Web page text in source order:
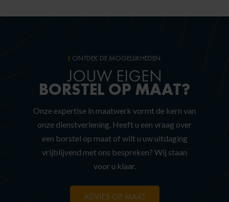
ONTDEK DE MOGELIJKHEDEN
JOUW EIGEN
BORSTEL OP MAAT?
Onze expertise in maatwerk vormt de kern van
onze dienstverlening. Heeft u een vraag over
een borstel op maat of wilt u uw uitdaging
vrijblijvend met ons bespreken? Wij staan
voor u klaar.
ADVIES OP MAAT